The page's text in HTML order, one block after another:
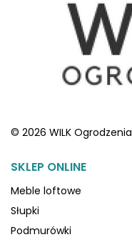
© 2026 WILK Ogrodzenia
SKLEP ONLINE
Meble loftowe
Słupki
Podmurówki